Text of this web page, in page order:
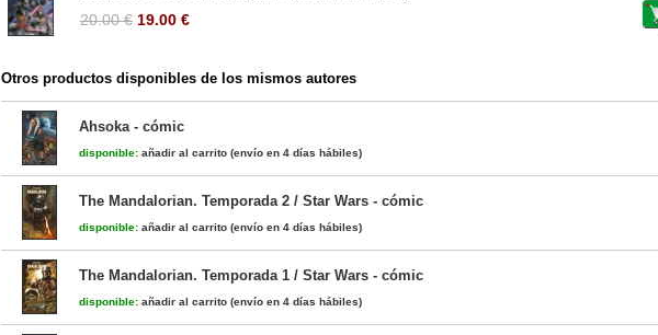
20.00 € 19.00 €
Otros productos disponibles de los mismos autores
Ahsoka - cómic
disponible: añadir al carrito (envío en 4 días hábiles)
The Mandalorian. Temporada 2 / Star Wars - cómic
disponible: añadir al carrito (envío en 4 días hábiles)
The Mandalorian. Temporada 1 / Star Wars - cómic
disponible: añadir al carrito (envío en 4 días hábiles)